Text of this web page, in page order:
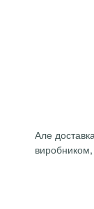
Але
виробником,